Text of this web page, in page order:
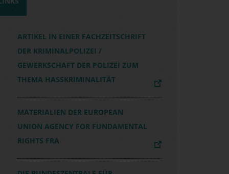
ARTIKEL IN EINER FACHZEITSCHRIFT
DER KRIMINALPOLIZEI /
GEWERKSCHAFT DER POLIZEI ZUM
THEMA HASSKRIMINALITÄT
MATERIALIEN DER EUROPEAN
UNION AGENCY FOR FUNDAMENTAL
RIGHTS FRA